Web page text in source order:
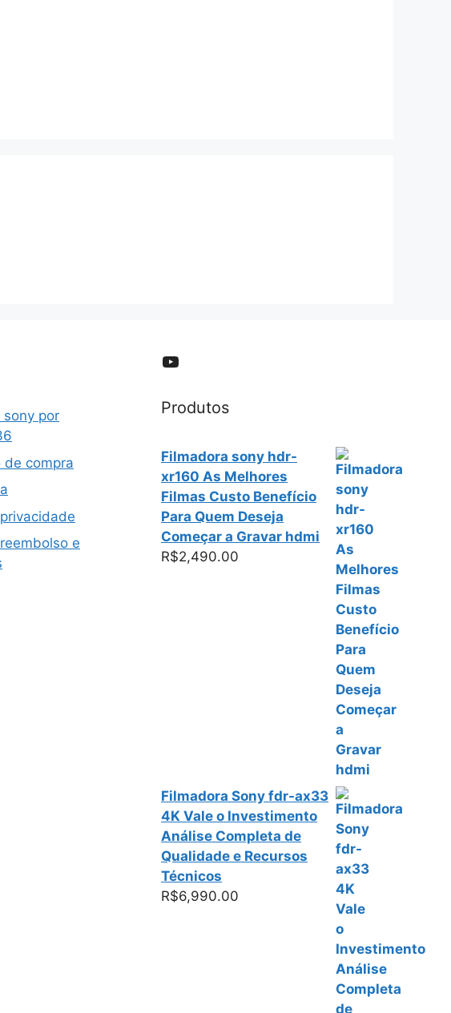
sony por
de compra
e
YouTube
Produtos
Filmadora sony hdr-
xr160 As Melhores
Filmas Custo Benefício
Para Quem Deseja
Começar a Gravar hdmi
R$2,490.00
Filmadora Sony fdr-ax33
4K Vale o Investimento
Análise Completa de
Qualidade e Recursos
Técnicos
R$6,990.00